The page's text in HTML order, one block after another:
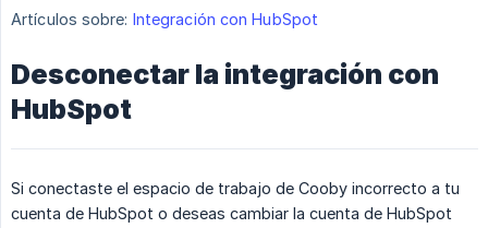
Artículos sobre: Integración con HubSpot
Desconectar la integración con
HubSpot
Si conectaste el espacio de trabajo de Cooby incorrecto a tu
cuenta de HubSpot o deseas cambiar la cuenta de HubSpot